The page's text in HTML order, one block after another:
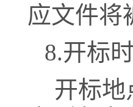
应文件将
8.开标时
开标地